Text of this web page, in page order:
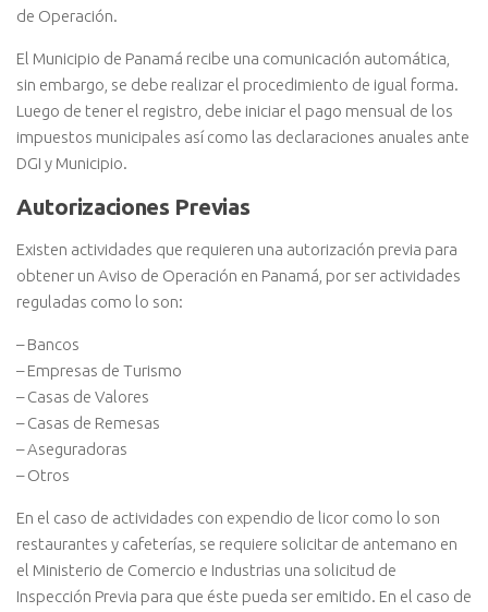
de Operación.
El Municipio de Panamá recibe una comunicación automática,
sin embargo, se debe realizar el procedimiento de igual forma.
Luego de tener el registro, debe iniciar el pago mensual de los
impuestos municipales así como las declaraciones anuales ante
DGI y Municipio.
Autorizaciones Previas
Existen actividades que requieren una autorización previa para
obtener un Aviso de Operación en Panamá, por ser actividades
reguladas como lo son:
– Bancos
– Empresas de Turismo
– Casas de Valores
– Casas de Remesas
– Aseguradoras
– Otros
En el caso de actividades con expendio de licor como lo son
restaurantes y cafeterías, se requiere solicitar de antemano en
el Ministerio de Comercio e Industrias una solicitud de
Inspección Previa para que éste pueda ser emitido. En el caso de